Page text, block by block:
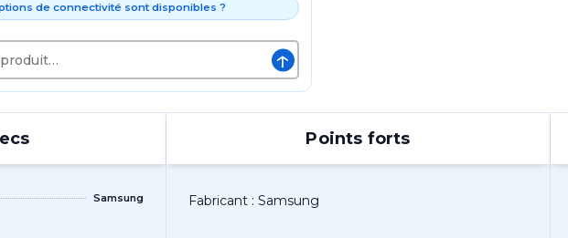
de connectivité sont disponibles ?
↑
Samsung
Points forts
Fabricant : Samsung